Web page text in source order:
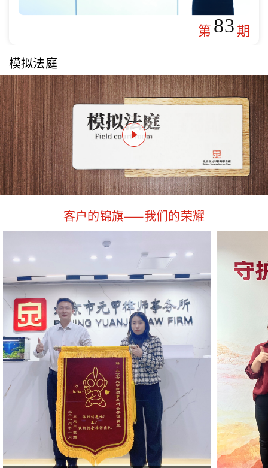
第83期
模拟法庭
客户的锦旗——我们的荣耀